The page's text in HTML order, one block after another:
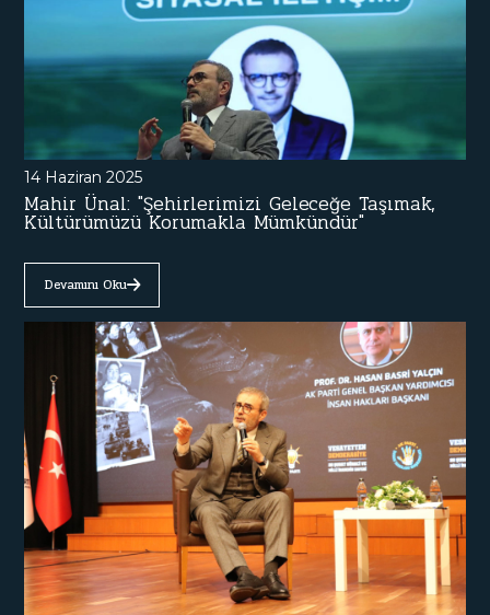
14 Haziran 2025
Mahir Ünal: "Şehirlerimizi Geleceğe Taşımak,
Kültürümüzü Korumakla Mümkündür"
Devamını Oku